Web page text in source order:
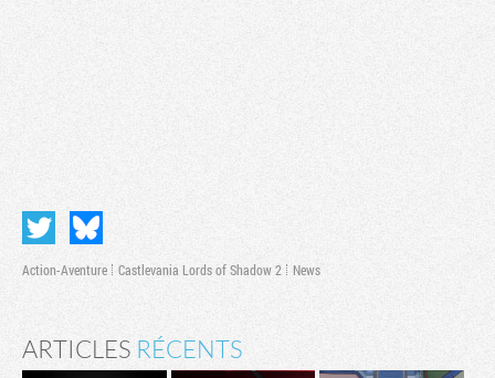
Action-Aventure Castlevania Lords of Shadow 2 News
ARTICLES RÉCENTS